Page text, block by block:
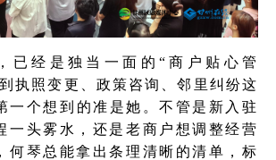
已经是独当一面的“商户贴心管
执照变更、政策咨询、邻里纠纷这
一个想到的准是她。不管是新入驻
一头雾水，还是老商户想调整经营
何琴总能拿出条理清晰的清单，标